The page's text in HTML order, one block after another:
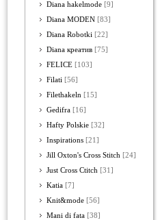
Diana hakelmode [9]
Diana MODEN [83]
Diana Robotki [22]
Diana креатив [75]
FELICE [103]
Filati [56]
Filethakeln [15]
Gedifra [16]
Hafty Polskie [32]
Inspirations [21]
Jill Oxton's Cross Stitch [24]
Just Cross Ctitch [31]
Katia [7]
Knit&mode [56]
Mani di fata [38]